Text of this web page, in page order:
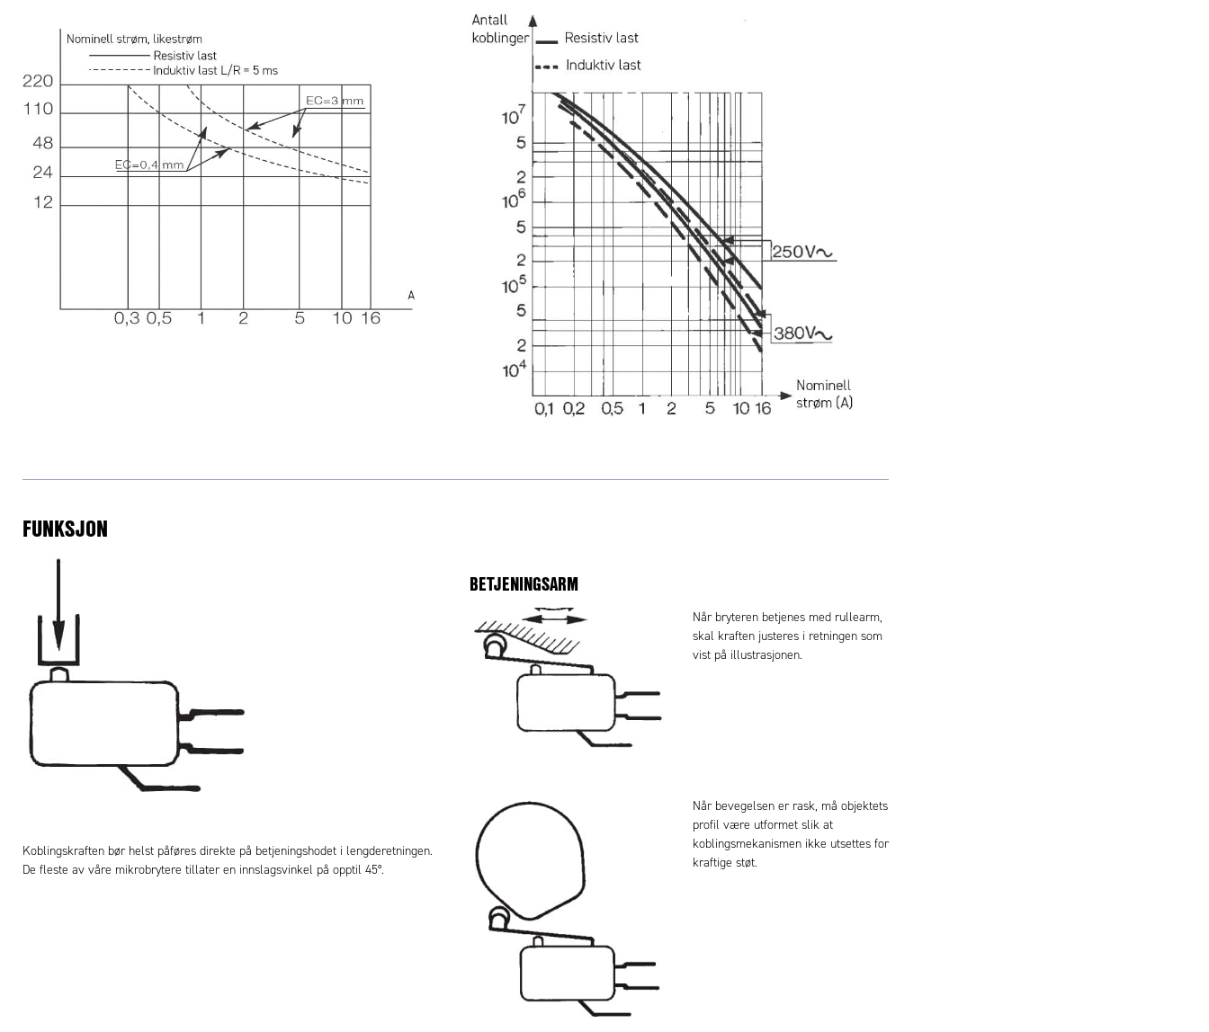
FUNKSJON
Koblingskraften bør helst påføres direkte på betjeningshodet i lengderetningen.
De fleste av våre mikrobrytere tillater en innslagsvinkel på opptil 45°.
BETJENINGSARM
Når bryteren betjenes med rullearm,
skal kraften justeres i retningen som
vist på illustrasjonen.
Når bevegelsen er rask, må objektets
profil være utformet slik at
koblingsmekanismen ikke utsettes for
kraftige støt.